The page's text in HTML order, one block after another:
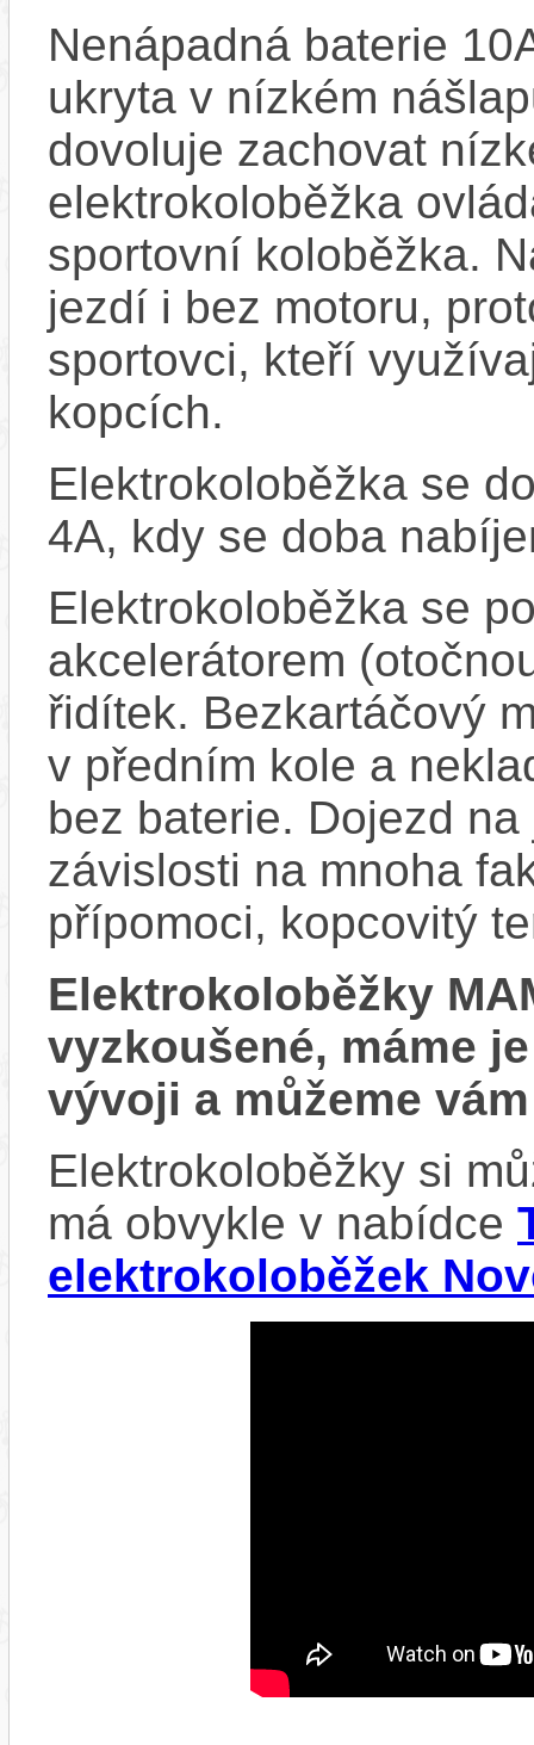
Nenápadná baterie
ukryta v nízkém
dovoluje zachovat
elektrokoloběžka
sportovní koloběžka.
jezdí i bez motoru,
sportovci, kteří
kopcích.
Elektrokoloběžka se
4A, kdy se doba
Elektrokoloběžka se
akcelerátorem
řidítek. Bezkartáčový
v předním kole a
bez baterie. Dojezd
závislosti na mnoha
přípomoci, kopcovitý
Elektrokoloběžky
vyzkoušené, máme
vývoji a můžeme
Elektrokoloběžky si
má obvykle v nabídce
elektrokoloběžek